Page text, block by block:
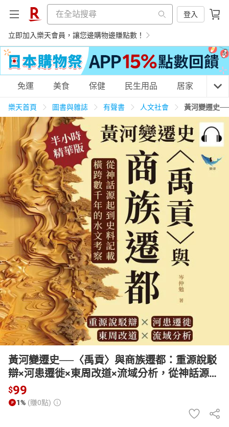
登入
立即加入樂天會員，讓您邊購物邊賺點數！
購物網分類
天天免運 美食蛋糕 養生保健 民生用品
居家生活 3C家電 運動休閒 親子玩具
女裝 男裝 化妝保養 情趣用品
日本購物 電子/紙本書
HOT
免運 美食 保健 民生用品 居家 3C
樂天首頁 圖書與雜誌 有聲書 人文社會 黃河變遷史
黃河變遷史──〈禹貢〉與商族遷都：重源說駁
辯×河患遷徙×東周改道×流域分析，從神話源起
到史料記載，橫跨數千年的水文考察【有聲
書】
$99
1% (賺0點)